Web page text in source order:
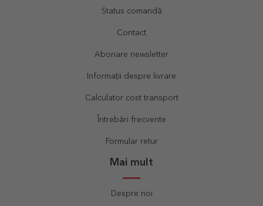
Status comandă
Contact
Abonare newsletter
Informații despre livrare
Calculator cost transport
Întrebări frecvente
Formular retur
Mai mult
Despre noi